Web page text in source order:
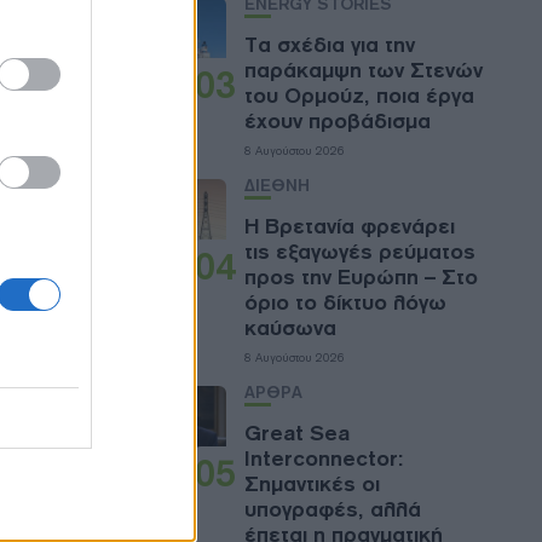
για
που
και θα
που
03
Τα σχέδια για την
παράκαμψη των Στενών
του Ορμούζ, ποια έργα
έχουν προβάδισμα
8 Αυγούστου 2026
04
ΔΙΕΘΝΗ
Η Βρετανία φρενάρει
τις εξαγωγές ρεύματος
προς την Ευρώπη – Στο
όριο το δίκτυο λόγω
καύσωνα
8 Αυγούστου 2026
05
ΑΡΘΡΑ
Great Sea
Interconnector:
Σημαντικές οι
υπογραφές, αλλά
έπεται η πραγματική